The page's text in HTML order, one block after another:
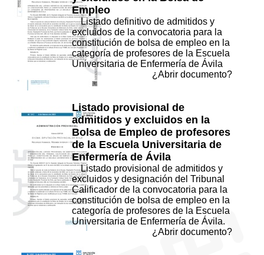
Empleo
Listado definitivo de admitidos y
excluidos de la convocatoria para la
constitución de bolsa de empleo en la
categoría de profesores de la Escuela
Universitaria de Enfermería de Ávila
¿Abrir documento?
Listado provisional de
admitidos y excluidos en la
Bolsa de Empleo de profesores
de la Escuela Universitaria de
Enfermería de Ávila
Listado provisional de admitidos y
excluidos y designación del Tribunal
Calificador de la convocatoria para la
constitución de bolsa de empleo en la
categoría de profesores de la Escuela
Universitaria de Enfermería de Ávila.
¿Abrir documento?